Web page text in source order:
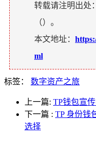
转载请注明出处：
（）。
本文地址：
ml
标签： 数字资产之旅
上一篇: TP钱包宣
下一篇 : TP 身份钱
选择